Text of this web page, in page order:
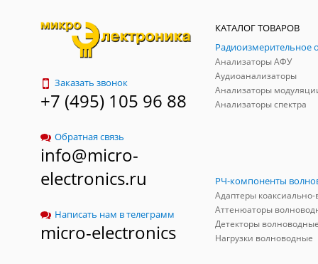
Заказать звонок
+7 (495) 105 96 88
Обратная связь
info@micro-
electronics.ru
Написать нам в телеграмм
micro-electronics
КАТАЛОГ ТОВАРОВ
Анализаторы АФУ
Аудиоанализаторы
Анализаторы
Анализаторы спектра
Аттенюаторы
Детекторы волноводные
Нагрузки волноводные